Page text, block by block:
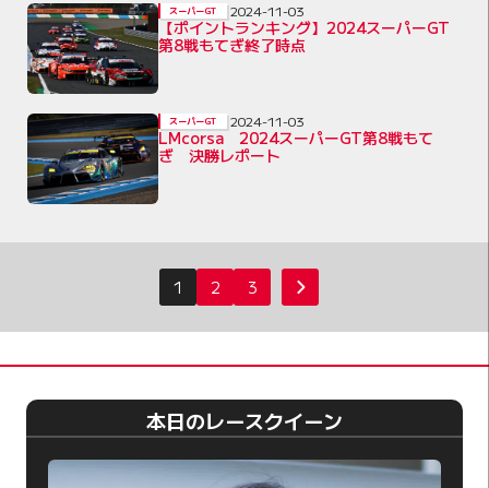
【ポイントランキング】2024スーパーGT
第8戦もてぎ終了時点
スーパーGT 2024-11-03
LMcorsa 2024スーパーGT第8戦もて
ぎ 決勝レポート
スーパーGT 2024-11-03
の
ペ
ー
ジ
送
1 2 3 次へ
本日のレースクイーン